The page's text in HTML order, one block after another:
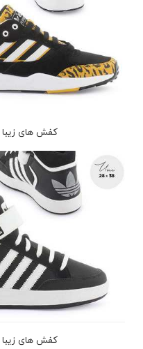
کفش های زیبا
کفش های زیبا